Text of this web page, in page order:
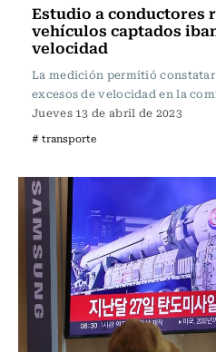
Estudio a conductores
vehículos captados
velocidad
La medición permitió
excesos de velocidad en la
Jueves 13 de abril de 2023
# transporte